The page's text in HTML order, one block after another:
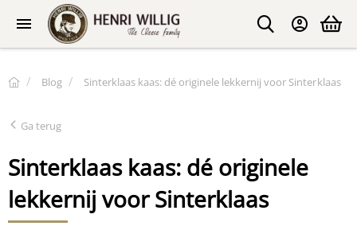
Blog Sinterklaas kaas: dé originele lekkernij voor Sinterklaas
Ga terug
Sinterklaas kaas: dé originele
lekkernij voor Sinterklaas